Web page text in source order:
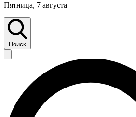
Пятница, 7 августа
Поиск